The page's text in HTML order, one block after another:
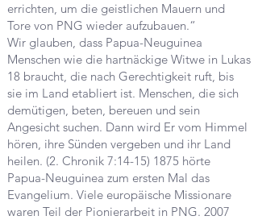
errichten, um die geistlichen Mauern und
Tore von PNG wieder aufzubauen.“
Wir glauben, dass Papua-Neuguinea
Menschen wie die hartnäckige Witwe in Lukas
18 braucht, die nach Gerechtigkeit ruft, bis
sie im Land etabliert ist. Menschen, die sich
demütigen, beten, bereuen und sein
Angesicht suchen. Dann wird Er vom Himmel
hören, ihre Sünden vergeben und ihr Land
heilen. (2. Chronik 7:14-15) 1875 hörte
Papua-Neuguinea zum ersten Mal das
Evangelium. Viele europäische Missionare
waren Teil der Pionierarbeit in PNG. 2007